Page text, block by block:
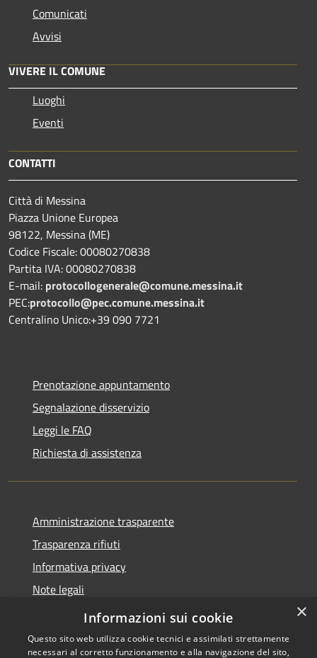
Comunicati
Avvisi
VIVERE IL COMUNE
Luoghi
Eventi
CONTATTI
Città di Messina
Piazza Unione Europea
98122, Messina (ME)
Codice Fiscale: 00080270838
Partita IVA: 00080270838
E-mail: protocollogenerale@comune.messina.it
PEC:protocollo@pec.comune.messina.it
Centralino Unico:+39 090 7721
Prenotazione appuntamento
Segnalazione disservizio
Leggi le FAQ
Richiesta di assistenza
Amministrazione trasparente
Trasparenza rifiuti
Informativa privacy
Note legali
Dichiarazione di accessibilità
×
Informazioni sui cookie
Questo sito web utilizza cookie tecnici e assimilati strettamente
necessari al corretto funzionamento e alla navigazione del sito,